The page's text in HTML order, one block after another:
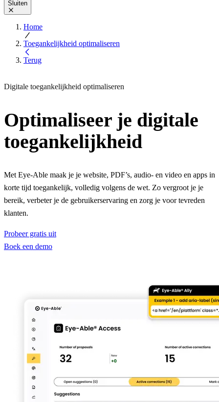
Sluiten
Home
Toegankelijkheid optimaliseren
Terug
Digitale toegankelijkheid optimaliseren
Optimaliseer je digitale
toegankelijkheid
Met Eye-Able maak je je website, PDF’s, audio- en video en apps in
korte tijd toegankelijk, volledig volgens de wet. Zo vergroot je je
bereik, verbeter je de gebruikerservaring en zorg je voor tevreden
klanten.
Probeer gratis uit
Boek een demo